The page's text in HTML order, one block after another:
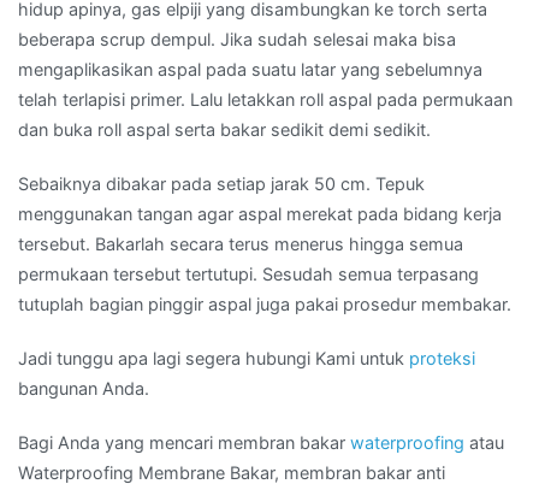
hidup apinya, gas elpiji yang disambungkan ke torch serta
beberapa scrup dempul. Jika sudah selesai maka bisa
mengaplikasikan aspal pada suatu latar yang sebelumnya
telah terlapisi primer. Lalu letakkan roll aspal pada permukaan
dan buka roll aspal serta bakar sedikit demi sedikit.
Sebaiknya dibakar pada setiap jarak 50 cm. Tepuk
menggunakan tangan agar aspal merekat pada bidang kerja
tersebut. Bakarlah secara terus menerus hingga semua
permukaan tersebut tertutupi. Sesudah semua terpasang
tutuplah bagian pinggir aspal juga pakai prosedur membakar.
Jadi tunggu apa lagi segera hubungi Kami untuk proteksi
bangunan Anda.
Bagi Anda yang mencari membran bakar waterproofing atau
Waterproofing Membrane Bakar, membran bakar anti